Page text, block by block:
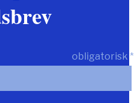
*
obligatorisk